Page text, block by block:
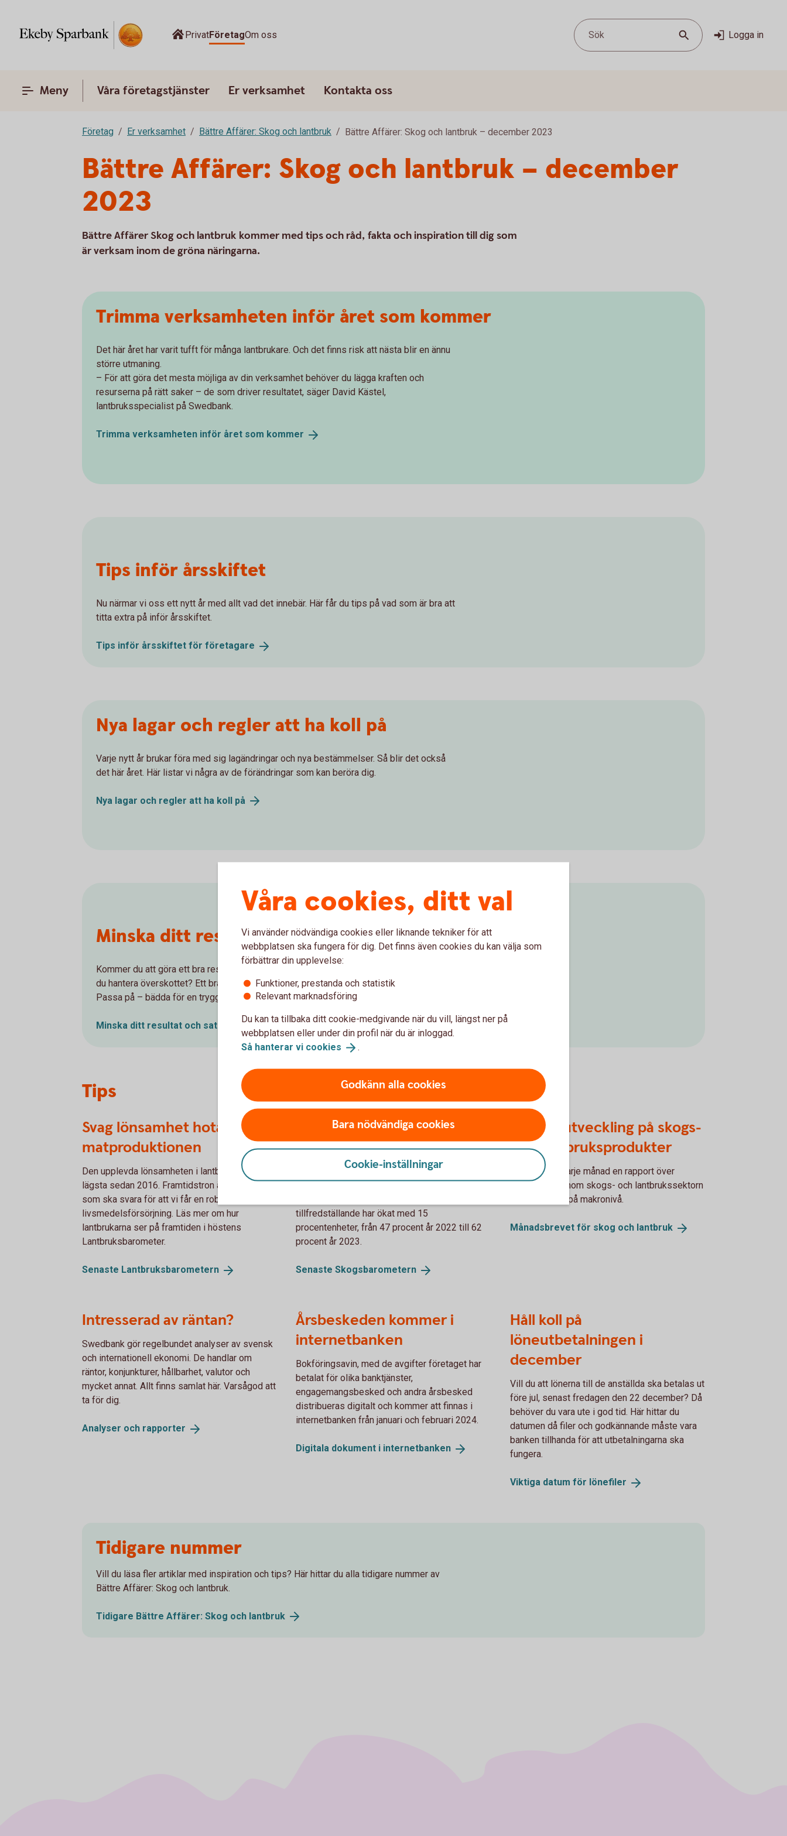
PrivatFöretagOm oss Sök Logga in
Meny Våra företagstjänster Er verksamhet Kontakta oss
Företag Er verksamhet Bättre Affärer: Skog och lantbruk Bättre Affärer: Skog och lantbruk – december 2023
Bättre Affärer: Skog och lantbruk – december
2023
Bättre Affärer Skog och lantbruk kommer med tips och råd, fakta och inspiration till dig som
är verksam inom de gröna näringarna.
Trimma verksamheten inför året som kommer
Det här året har varit tufft för många lantbrukare. Och det finns risk att nästa blir en ännu
större utmaning.
– För att göra det mesta möjliga av din verksamhet behöver du lägga kraften och
resurserna på rätt saker – de som driver resultatet, säger David Kästel,
lantbruksspecialist på Swedbank.
Trimma verksamheten inför året som kommer
Tips inför årsskiftet
Nu närmar vi oss ett nytt år med allt vad det innebär. Här får du tips på vad som är bra att
titta extra på inför årsskiftet.
Tips inför årsskiftet för företagare
Nya lagar och regler att ha koll på
Varje nytt år brukar föra med sig lagändringar och nya bestämmelser. Så blir det också
det här året. Här listar vi några av de förändringar som kan beröra dig.
Nya lagar och regler att ha koll på
Minska ditt resultat och satsa på framtiden
Kommer du att göra ett bra resultat i år? Då har du ett angenämt problem att lösa: Hur ska
du hantera överskottet? Ett bra sätt kan vara att ge ditt pensionssparande en extra skjuts.
Passa på – bädda för en tryggare framtid när det är som enklast.
Minska ditt resultat och satsa påframtiden
Tips
Svag lönsamhet hotar
matproduktionen
Den upplevda lönsamheten i lantbruket är den
lägsta sedan 2016. Framtidstron är låg hos de
som ska svara för att vi får en robust
livsmedelsförsörjning. Läs mer om hur
lantbrukarna ser på framtiden i höstens
Lantbruksbarometer.
Senaste Lantbruksbarometern
Historiskt hög lönsamhet i
skogsbruket
Skogsbarometern 2023 visar att andelen
skogsägare som ser lönsamheten i sitt
tillfredställande har ökat med 15
procentenheter, från 47 procent år 2022 till 62
procent år 2023.
SenasteSkogsbarometern
Följ prisutveckling på skogs-
och lantbruksprodukter
Här hittar du varje månad en rapport över
utvecklingen inom skogs- och lantbrukssektorn
och en analys på makronivå.
Månadsbrevet för skog och lantbruk
Intresserad av räntan?
Swedbank gör regelbundet analyser av svensk
och internationell ekonomi. De handlar om
räntor, konjunkturer, hållbarhet, valutor och
mycket annat. Allt finns samlat här. Varsågod att
ta för dig.
Analyser och rapporter
Årsbeskeden kommer i
internetbanken
Bokföringsavin, med de avgifter företaget har
betalat för olika banktjänster,
engagemangsbesked och andra årsbesked
distribueras digitalt och kommer att finnas i
internetbanken från januari och februari 2024.
Digitala dokument i internetbanken
Håll koll på
löneutbetalningen i
december
Vill du att lönerna till de anställda ska betalas ut
före jul, senast fredagen den 22 december? Då
behöver du vara ute i god tid. Här hittar du
datumen då filer och godkännande måste vara
banken tillhanda för att utbetalningarna ska
fungera.
Viktiga datum för lönefiler
Tidigare nummer
Vill du läsa fler artiklar med inspiration och tips? Här hittar du alla tidigare nummer av
Bättre Affärer: Skog och lantbruk.
Tidigare Bättre Affärer: Skog och lantbruk
Våra cookies, ditt val
Vi använder nödvändiga cookies eller liknande tekniker för att
webbplatsen ska fungera för dig. Det finns även cookies du kan välja som
förbättrar din upplevelse:
Funktioner, prestanda och statistik
Relevant marknadsföring
Du kan ta tillbaka ditt cookie-medgivande när du vill, längst ner på
webbplatsen eller under din profil när du är inloggad.
Så hanterar vi cookies .
Godkänn alla cookies
Bara nödvändiga cookies
Cookie-inställningar